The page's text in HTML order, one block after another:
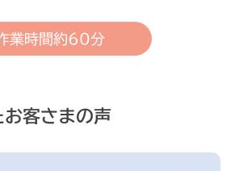
業時間約60分
お客さまの声